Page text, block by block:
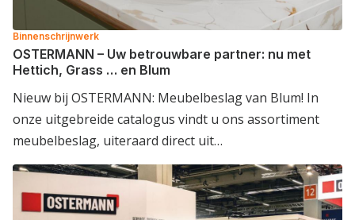
Binnenschrijnwerk
OSTERMANN – Uw betrouwbare partner: nu met
Hettich, Grass … en Blum
Nieuw bij OSTERMANN: Meubelbeslag van Blum! In
onze uitgebreide catalogus vindt u ons assortiment
meubelbeslag, uiteraard direct uit…